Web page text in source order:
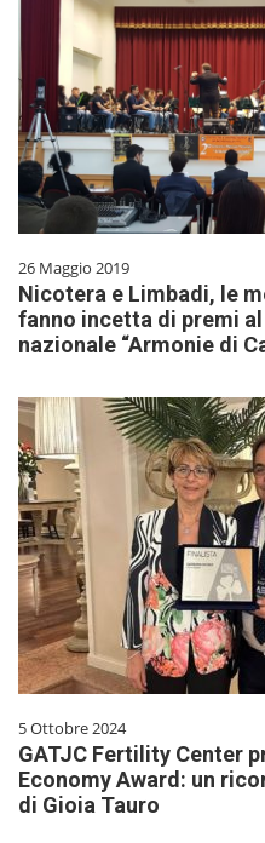
26 Maggio 2019
Nicotera e Limbadi, le
fanno incetta di premi
nazionale “Armonie di
5 Ottobre 2024
GATJC Fertility Center
Economy Award: un
di Gioia Tauro